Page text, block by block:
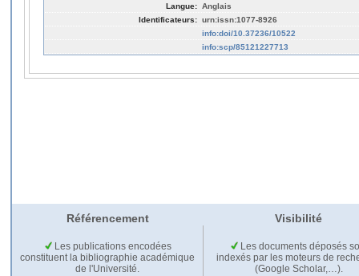
Langue: Anglais
Identificateurs: urn:issn:1077-8926
info:doi/10.37236/10522
info:scp/85121227713
Référencement Visibilité
Les publications encodées
constituent la bibliographie académique
de l'Université.
Les documents déposés
indexés par les moteurs de
(Google Scholar,…).